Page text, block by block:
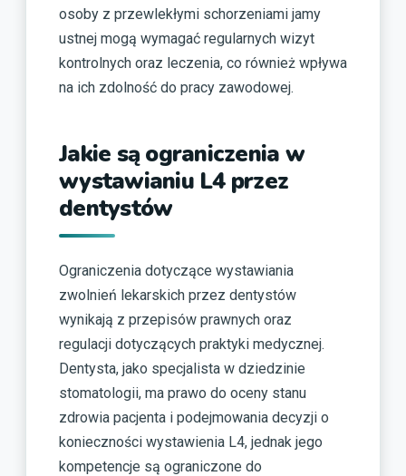
osoby z przewlekłymi schorzeniami jamy
ustnej mogą wymagać regularnych wizyt
kontrolnych oraz leczenia, co również wpływa
na ich zdolność do pracy zawodowej.
Jakie są ograniczenia w
wystawianiu L4 przez
dentystów
Ograniczenia dotyczące wystawiania
zwolnień lekarskich przez dentystów
wynikają z przepisów prawnych oraz
regulacji dotyczących praktyki medycznej.
Dentysta, jako specjalista w dziedzinie
stomatologii, ma prawo do oceny stanu
zdrowia pacjenta i podejmowania decyzji o
konieczności wystawienia L4, jednak jego
kompetencje są ograniczone do